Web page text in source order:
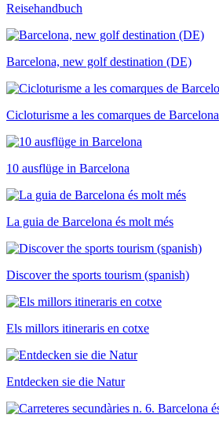
Reisehandbuch
Barcelona, new golf destination (DE)
Cicloturisme a les comarques de Barcelona
10 ausflüge in Barcelona
La guia de Barcelona és molt més
Discover the sports tourism (spanish)
Els millors itineraris en cotxe
Entdecken sie die Natur